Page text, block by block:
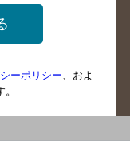
ーポリシー 、およ